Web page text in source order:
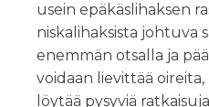
usein epäkäslihaksen
niskalihaksista johtuva
enemmän otsalla ja
voidaan lievittää
löytää pysyviä